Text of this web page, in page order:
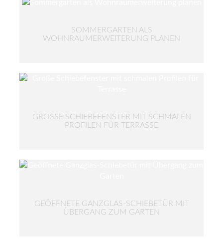
SOMMERGARTEN ALS
WOHNRAUMERWEITERUNG PLANEN
GROSSE SCHIEBEFENSTER MIT SCHMALEN P
ROFILEN FÜR TERRASSE
GEÖFFNETE GANZGLAS-SCHIEBETÜR MIT
ÜBERGANG ZUM GARTEN